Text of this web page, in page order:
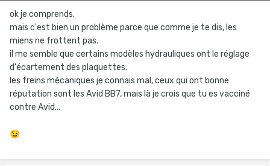
ok je comprends.
mais c'est bien un problème parce que comme je te dis, les
miens ne frottent pas.
il me semble que certains modèles hydrauliques ont le réglage
d'écartement des plaquettes.
les freins mécaniques je connais mal, ceux qui ont bonne
réputation sont les Avid BB7, mais là je crois que tu es vacciné
contre Avid...
😉